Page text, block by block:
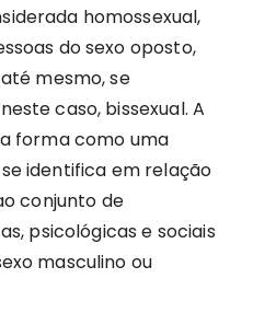
homossexual,
do sexo oposto,
mesmo, se
caso, bissexual. A
forma como uma
identifica em relação
conjunto de
psicológicas e sociais
masculino ou